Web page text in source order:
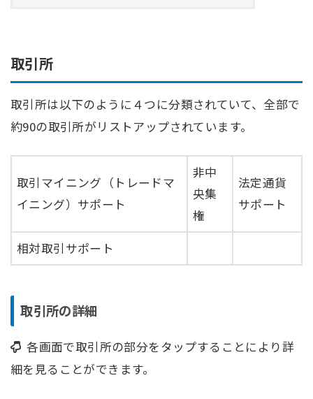
取引所
取引所は以下のように４つに分類されていて、全部で
約90の取引所がリストアップされています。
取引マイニング（トレードマ
イニング）サポート
非中
央集
権
法定通貨
サポート
相対取引サポート
取引所の詳細
各画面で取引所の部分をタップすることにより詳
細を見ることができます。